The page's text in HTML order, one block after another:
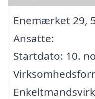
Enemærket 29,
Ansatte:
Startdato: 10.